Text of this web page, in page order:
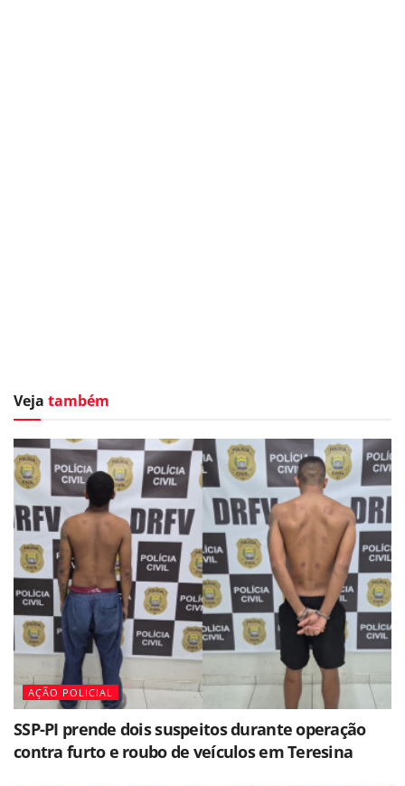
Veja também
AÇÃO POLICIAL
SSP-PI prende dois suspeitos durante operação
contra furto e roubo de veículos em Teresina